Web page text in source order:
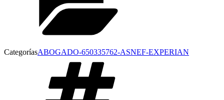
CategoríasABOGADO-650335762-ASNEF-EXPERIAN